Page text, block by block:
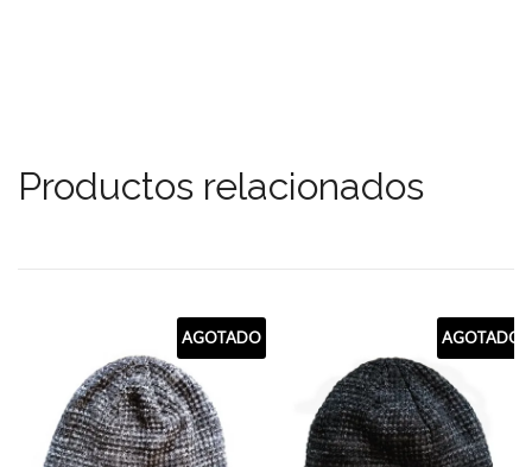
Productos relacionados
AGOTADO AGOTADO